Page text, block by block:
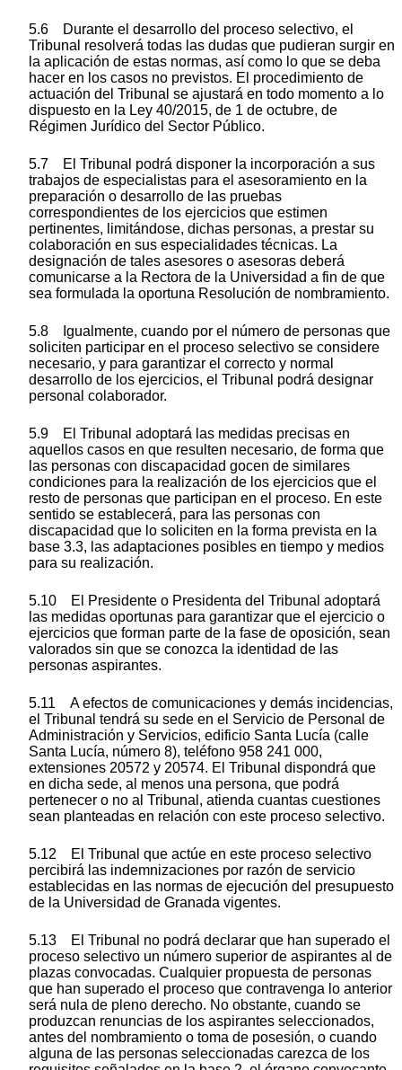
5.6 Durante el desarrollo del proceso selectivo, el
Tribunal resolverá todas las dudas que pudieran surgir en
la aplicación de estas normas, así como lo que se deba
hacer en los casos no previstos. El procedimiento de
actuación del Tribunal se ajustará en todo momento a lo
dispuesto en la Ley 40/2015, de 1 de octubre, de
Régimen Jurídico del Sector Público.
5.7 El Tribunal podrá disponer la incorporación a sus
trabajos de especialistas para el asesoramiento en la
preparación o desarrollo de las pruebas
correspondientes de los ejercicios que estimen
pertinentes, limitándose, dichas personas, a prestar su
colaboración en sus especialidades técnicas. La
designación de tales asesores o asesoras deberá
comunicarse a la Rectora de la Universidad a fin de que
sea formulada la oportuna Resolución de nombramiento.
5.8 Igualmente, cuando por el número de personas que
soliciten participar en el proceso selectivo se considere
necesario, y para garantizar el correcto y normal
desarrollo de los ejercicios, el Tribunal podrá designar
personal colaborador.
5.9 El Tribunal adoptará las medidas precisas en
aquellos casos en que resulten necesario, de forma que
las personas con discapacidad gocen de similares
condiciones para la realización de los ejercicios que el
resto de personas que participan en el proceso. En este
sentido se establecerá, para las personas con
discapacidad que lo soliciten en la forma prevista en la
base 3.3, las adaptaciones posibles en tiempo y medios
para su realización.
5.10 El Presidente o Presidenta del Tribunal adoptará
las medidas oportunas para garantizar que el ejercicio o
ejercicios que forman parte de la fase de oposición, sean
valorados sin que se conozca la identidad de las
personas aspirantes.
5.11 A efectos de comunicaciones y demás incidencias,
el Tribunal tendrá su sede en el Servicio de Personal de
Administración y Servicios, edificio Santa Lucía (calle
Santa Lucía, número 8), teléfono 958 241 000,
extensiones 20572 y 20574. El Tribunal dispondrá que
en dicha sede, al menos una persona, que podrá
pertenecer o no al Tribunal, atienda cuantas cuestiones
sean planteadas en relación con este proceso selectivo.
5.12 El Tribunal que actúe en este proceso selectivo
percibirá las indemnizaciones por razón de servicio
establecidas en las normas de ejecución del presupuesto
de la Universidad de Granada vigentes.
5.13 El Tribunal no podrá declarar que han superado el
proceso selectivo un número superior de aspirantes al de
plazas convocadas. Cualquier propuesta de personas
que han superado el proceso que contravenga lo anterior
será nula de pleno derecho. No obstante, cuando se
produzcan renuncias de los aspirantes seleccionados,
antes del nombramiento o toma de posesión, o cuando
alguna de las personas seleccionadas carezca de los